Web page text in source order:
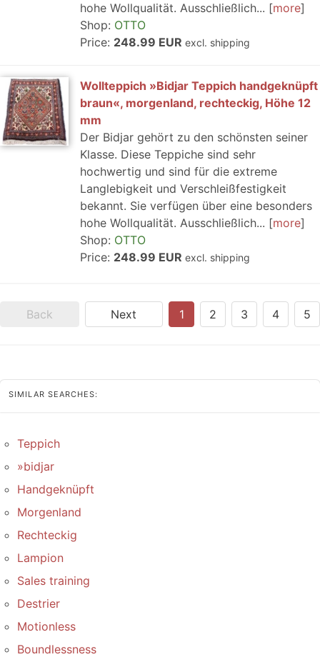
hohe Wollqualität. Ausschließlich...
more
Shop: OTTO
Price: 248.99 EUR excl. shipping
Wollteppich »Bidjar Teppich handgeknüpft
braun«, morgenland, rechteckig, Höhe 12
mm
Der Bidjar gehört zu den schönsten seiner
Klasse. Diese Teppiche sind sehr
hochwertig und sind für die extreme
Langlebigkeit und Verschleißfestigkeit
bekannt. Sie verfügen über eine besonders
hohe Wollqualität. Ausschließlich...
more
Shop: OTTO
Price: 248.99 EUR excl. shipping
Back Next 1 2 3 4 5
SIMILAR SEARCHES:
Teppich
»bidjar
Handgeknüpft
Morgenland
Rechteckig
Lampion
Sales training
Destrier
Motionless
Boundlessness